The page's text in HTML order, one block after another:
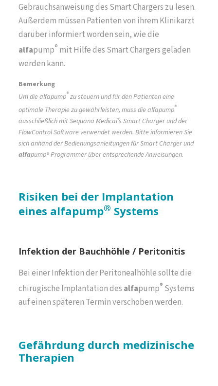
Gebrauchsanweisung des Smart Chargers zu lesen.
Außerdem müssen Patienten von ihrem Klinikarzt
darüber informiert worden sein, wie die
alfapump® mit Hilfe des Smart Chargers geladen
werden kann.
Bemerkung
Um die alfapump®zu steuern und für den Patienten eine
optimale Therapie zu gewährleisten, muss die alfapump®
ausschließlich mit Sequana Medical’s Smart Charger und der
FlowControl Software verwendet werden. Bitte informieren Sie
sich anhand der Bedienungsanleitungen für Smart Charger und
alfapump® Programmer über entsprechende Anweisungen.
Risiken bei der Implantation
eines alfapump® Systems
Infektion der Bauchhöhle / Peritonitis
Bei einer Infektion der Peritonealhöhle sollte die
chirugische Implantation des alfapump® Systems
auf einen späteren Termin verschoben werden.
Gefährdung durch medizinische
Therapien